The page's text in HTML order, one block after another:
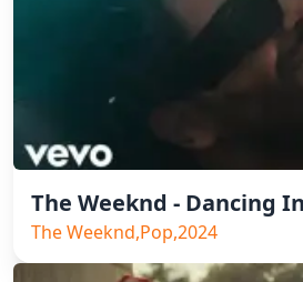
The Weeknd - Dancing
The Weeknd,Pop,2024